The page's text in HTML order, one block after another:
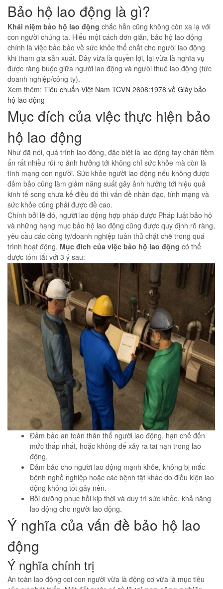
Bảo hộ lao động là gì?
Khái niệm bảo hộ lao động chắc hẳn cũng không còn xa lạ với
con người chúng ta. Hiểu một cách đơn giản, bảo hộ lao động
chính là việc bảo bảo về sức khỏe thể chất cho người lao động
khi tham gia sản xuất. Đây vừa là quyền lợi, lại vừa là nghĩa vụ
được ràng buộc giữa người lao động và người thuê lao động (tức
doanh nghiệp/công ty).
Xem thêm: Tiêu chuẩn Việt Nam TCVN 2608:1978 về Giày bảo
hộ lao động
Mục đích của việc thực hiện bảo
hộ lao động
Như đã nói, quá trình lao động, đặc biệt là lao động tay chân tiềm
ẩn rất nhiều rủi ro ảnh hưởng tới không chỉ sức khỏe mà còn là
tính mạng con người. Sức khỏe người lao động nếu không được
đảm bảo cũng làm giảm năng suất gây ảnh hưởng tới hiệu quả
kinh tế song chưa kể điều đó thì vấn đề nhân đạo, tính mạng và
sức khỏe cũng phải được đề cao.
Chính bởi lẽ đó, người lao động hợp pháp được Pháp luật bảo hộ
và những hạng mục bảo hộ lao động cũng được quy định rõ ràng,
yêu cầu các công ty/doanh nghiệp tuân thủ chặt chẽ trong quá
trình hoạt động. Mục đích của việc bảo hộ lao động có thể
được tóm tắt với 3 ý sau:
Đảm bảo an toàn thân thể người lao động, hạn chế đến
mức thấp nhất, hoặc không để xảy ra tai nạn trong lao
động.
Đảm bảo cho người lao động mạnh khỏe, không bị mắc
bệnh nghề nghiệp hoặc các bệnh tật khác do điều kiện lao
động không tốt gây nên.
Bồi dưỡng phục hồi kịp thời và duy trì sức khỏe, khả năng
lao động cho người lao động.
Ý nghĩa của vấn đề bảo hộ lao
động
Ý nghĩa chính trị
An toàn lao động coi con người vừa là động cơ vừa là mục tiêu